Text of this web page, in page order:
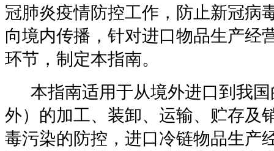
冠肺炎疫情防控工作，防止新冠病
向境内传播，针对进口物品生产经
环节，制定本指南。
本指南适用于从境外进口到我国
外）的加工、装卸、运输、贮存及
毒污染的防控，进口冷链物品生产